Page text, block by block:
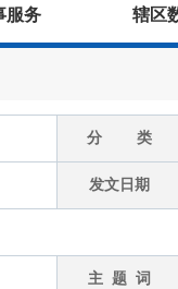
服务 辖区
分 类
发文日期
主 题 词